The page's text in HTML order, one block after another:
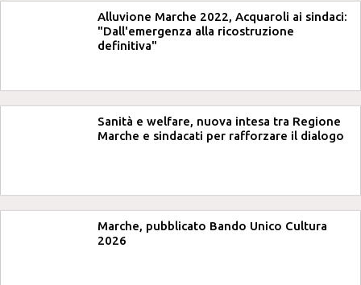
Alluvione Marche 2022, Acquaroli ai sindaci:
"Dall'emergenza alla ricostruzione
definitiva"
Sanità e welfare, nuova intesa tra Regione
Marche e sindacati per rafforzare il dialogo
Marche, pubblicato Bando Unico Cultura
2026